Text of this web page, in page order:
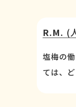
R.M. (
塩梅の
ては、